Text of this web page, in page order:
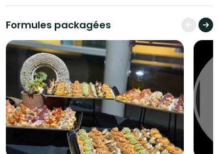
Formules packagées